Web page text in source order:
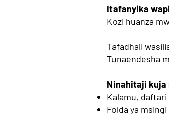
Itafanyika
Kozi huanza
Tafadhali
Tunaendesha
Ninahitaji kuja
Kalamu,
Folda ya